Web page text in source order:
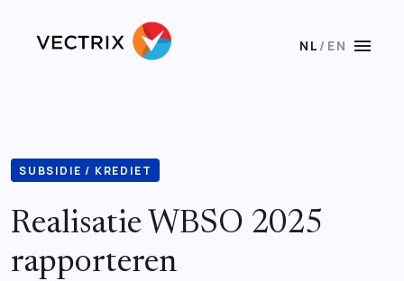
NL / EN menu
SUBSIDIE / KREDIET
Realisatie WBSO 2025
rapporteren